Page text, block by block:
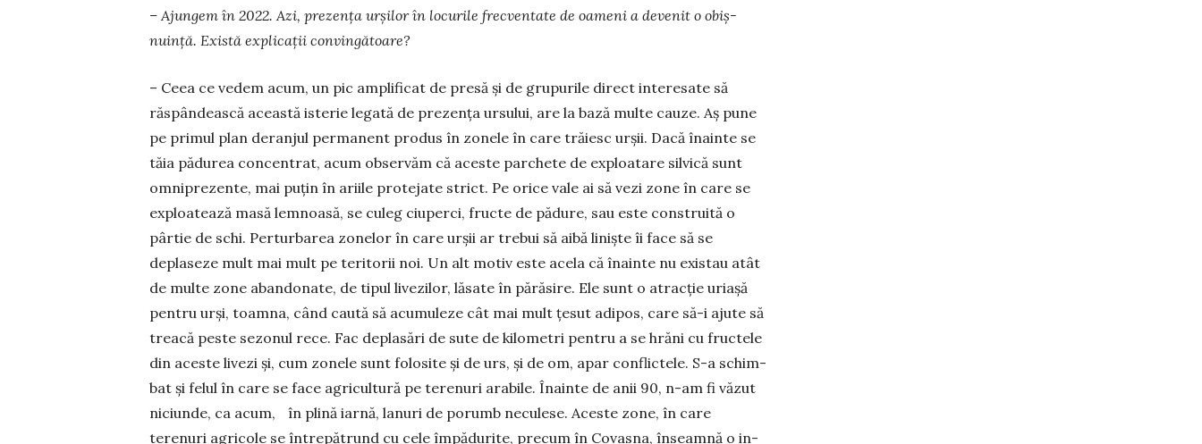
– Ajungem în 2022. Azi, prezența urșilor în locu­rile frecventate de oameni a devenit o obiș­
nuință. Există explicații convingătoare?
– Ceea ce vedem acum, un pic amplificat de presă și de grupurile direct interesate să
răspân­dească această isterie legată de prezența ursului, are la bază multe cauze. Aș pune
pe primul plan deranjul permanent produs în zonele în care trăiesc urșii. Dacă înainte se
tăia pădurea concentrat, acum observăm că aceste parchete de exploatare silvică sunt
omniprezente, mai puțin în ariile protejate strict. Pe orice vale ai să vezi zone în care se
ex­ploa­tează masă lemnoasă, se culeg ciuperci, fructe de pădure, sau este construită o
pârtie de schi. Perturbarea zonelor în care urșii ar trebui să aibă liniște îi face să se
deplaseze mult mai mult pe teritorii noi. Un alt motiv este acela că înainte nu existau atât
de multe zone abandonate, de tipul livezilor, lăsate în părăsire. Ele sunt o atracție uria­șă
pentru urși, toamna, când caută să acumuleze cât mai mult țesut adipos, care să-i ajute să
treacă peste sezonul rece. Fac deplasări de sute de kilo­metri pentru a se hră­ni cu fructele
din aceste livezi și, cum zonele sunt folosite și de urs, și de om, apar con­flictele. S-a schim­
bat și felul în care se face agricultură pe terenuri ara­bile. Îna­inte de anii 90, n-am fi văzut
nici­un­de, ca acum, în plină iarnă, la­nuri de po­rumb neculese. Aceste zo­ne, în ca­re
terenuri agricole se între­pătrund cu cele împădurite, pre­cum în Co­vasna, înseamnă o in­